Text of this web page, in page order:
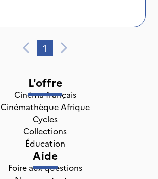
1
L'offre
Cinéma français
Cinémathèque Afrique
Cycles
Collections
Éducation
Aide
Foire aux questions